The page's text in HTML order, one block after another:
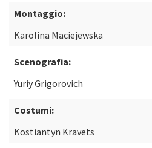
Montaggio:
Karolina Maciejewska
Scenografia:
Yuriy Grigorovich
Costumi:
Kostiantyn Kravets